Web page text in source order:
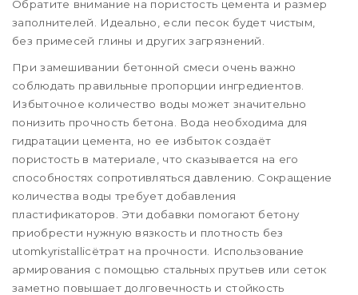
Обратите внимание на пористость цемента и размер
заполнителей. Идеально, если песок будет чистым,
без примесей глины и других загрязнений.
При замешивании бетонной смеси очень важно
соблюдать правильные пропорции ингредиентов.
Избыточное количество воды может значительно
понизить прочность бетона. Вода необходима для
гидратации цемента, но ее избыток создаёт
пористость в материале, что сказывается на его
способностях сопротивляться давлению. Сокращение
количества воды требует добавления
пластификаторов. Эти добавки помогают бетону
приобрести нужную вязкость и плотность без
utomkyristallicётрат на прочности. Использование
армирования с помощью стальных прутьев или сеток
заметно повышает долговечность и стойкость